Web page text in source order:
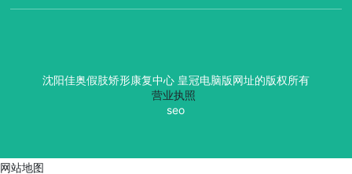
沈阳佳奥假肢矫形康复中心 皇冠电脑版网址的版权所有
营业执照
seo
网站地图